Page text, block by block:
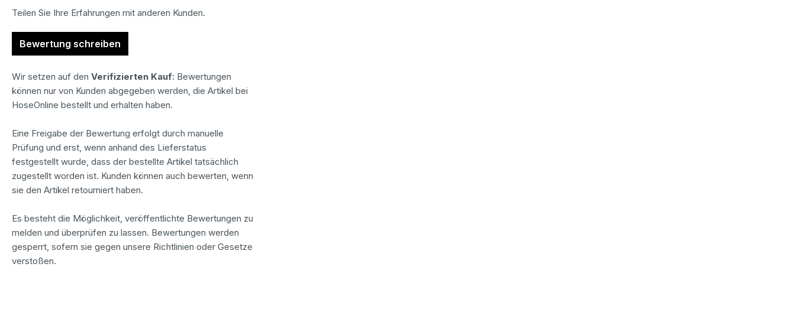
Teilen Sie Ihre Erfahrungen mit anderen Kunden.
Bewertung schreiben
Wir setzen auf den Verifizierten Kauf: Bewertungen
können nur von Kunden abgegeben werden, die Artikel bei
HoseOnline bestellt und erhalten haben.
Eine Freigabe der Bewertung erfolgt durch manuelle
Prüfung und erst, wenn anhand des Lieferstatus
festgestellt wurde, dass der bestellte Artikel tatsächlich
zugestellt worden ist. Kunden können auch bewerten, wenn
sie den Artikel retourniert haben.
Es besteht die Möglichkeit, veröffentlichte Bewertungen zu
melden und überprüfen zu lassen. Bewertungen werden
gesperrt, sofern sie gegen unsere Richtlinien oder Gesetze
verstoßen.